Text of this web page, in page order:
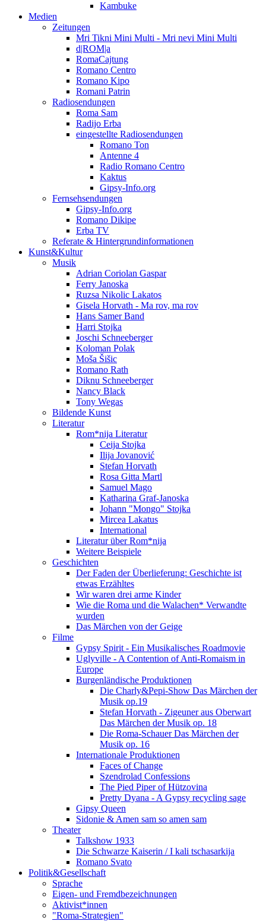
Kambuke
Medien
Zeitungen
Mri Tikni Mini Multi - Mri nevi Mini Multi
d|ROM|a
RomaCajtung
Romano Centro
Romano Kipo
Romani Patrin
Radiosendungen
Roma Sam
Radijo Erba
eingestellte Radiosendungen
Romano Ton
Antenne 4
Radio Romano Centro
Kaktus
Gipsy-Info.org
Fernsehsendungen
Gipsy-Info.org
Romano Dikipe
Erba TV
Referate & Hintergrundinformationen
Kunst&Kultur
Musik
Adrian Coriolan Gaspar
Ferry Janoska
Ruzsa Nikolic Lakatos
Gisela Horvath - Ma rov, ma rov
Hans Samer Band
Harri Stojka
Joschi Schneeberger
Koloman Polak
Moša Šišic
Romano Rath
Diknu Schneeberger
Nancy Black
Tony Wegas
Bildende Kunst
Literatur
Rom*nija Literatur
Ceija Stojka
Ilija Jovanović
Stefan Horvath
Rosa Gitta Martl
Samuel Mago
Katharina Graf-Janoska
Johann "Mongo" Stojka
Mircea Lakatus
International
Literatur über Rom*nija
Weitere Beispiele
Geschichten
Der Faden der Überlieferung: Geschichte ist
etwas Erzähltes
Wir waren drei arme Kinder
Wie die Roma und die Walachen* Verwandte
wurden
Das Märchen von der Geige
Filme
Gypsy Spirit - Ein Musikalisches Roadmovie
Uglyville - A Contention of Anti-Romaism in
Europe
Burgenländische Produktionen
Die Charly&Pepi-Show Das Märchen der
Musik op.19
Stefan Horvath - Zigeuner aus Oberwart
Das Märchen der Musik op. 18
Die Roma-Schauer Das Märchen der
Musik op. 16
Internationale Produktionen
Faces of Change
Szendrolad Confessions
The Pied Piper of Hützovina
Pretty Dyana - A Gypsy recycling sage
Gipsy Queen
Sidonie & Amen sam so amen sam
Theater
Talkshow 1933
Die Schwarze Kaiserin / I kali tschasarkija
Romano Svato
Politik&Gesellschaft
Sprache
Eigen- und Fremdbezeichnungen
Aktivist*innen
"Roma-Strategien"